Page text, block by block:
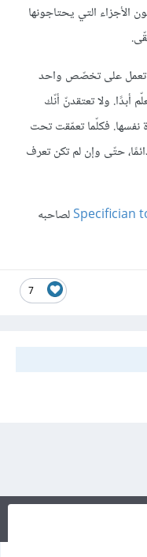
التي يحتاجونها
تعمل على تخصّص واحد
أبدًا. ولا تعتقدنّ أنّك
فكلّما تعمّقت تحت
حتّى وإن لم تكن تعرف
Specificianلصاحبه
7